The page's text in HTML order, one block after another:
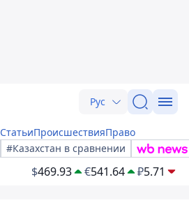
Рус
СтатьиПроисшествияПраво
#Казахстан в сравнении
$469.93 €541.64 ₽5.71